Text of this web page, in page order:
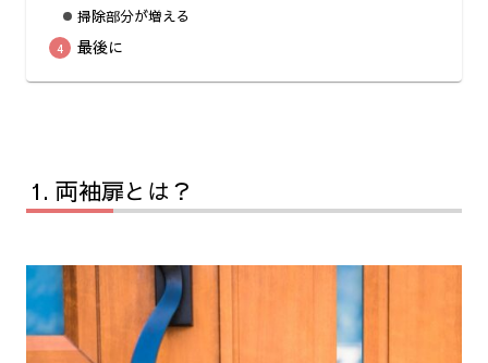
掃除部分が増える
最後に
両袖扉とは？